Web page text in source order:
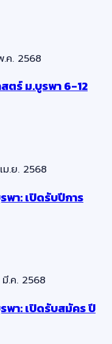
ค. 2568
ตร์ ม.บูรพา 6-12
ม.ย. 2568
พา: เปิดรับปีการ
.ค. 2568
พา: เปิดรับสมัคร ปี